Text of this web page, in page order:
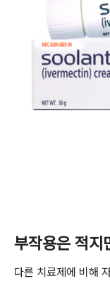
부작용은 적지
다른 치료제에 비해